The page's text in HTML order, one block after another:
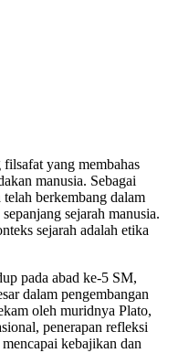
yang membahas
manusia. Sebagai
berkembang dalam
sejarah manusia.
sejarah adalah etika
pada abad ke-5 SM,
dalam pengembangan
oleh muridnya Plato,
penerapan refleksi
kebajikan dan